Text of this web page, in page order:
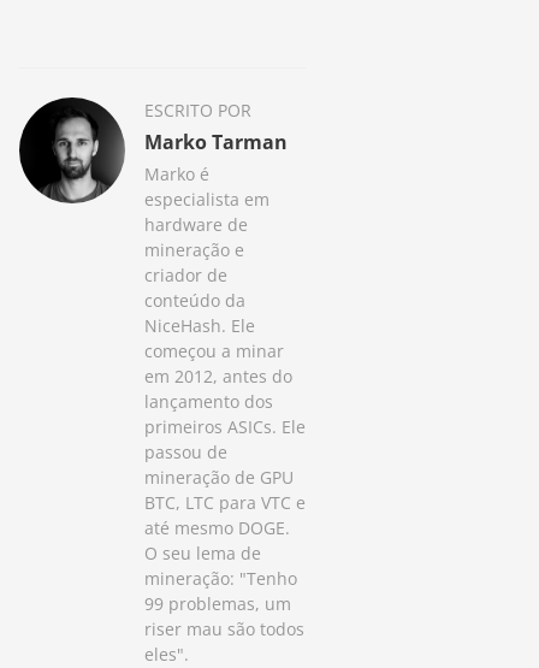
ESCRITO POR
Marko Tarman
Marko é
especialista em
hardware de
mineração e
criador de
conteúdo da
NiceHash. Ele
começou a minar
em 2012, antes do
lançamento dos
primeiros ASICs. Ele
passou de
mineração de GPU
BTC, LTC para VTC e
até mesmo DOGE.
O seu lema de
mineração: "Tenho
99 problemas, um
riser mau são todos
eles".